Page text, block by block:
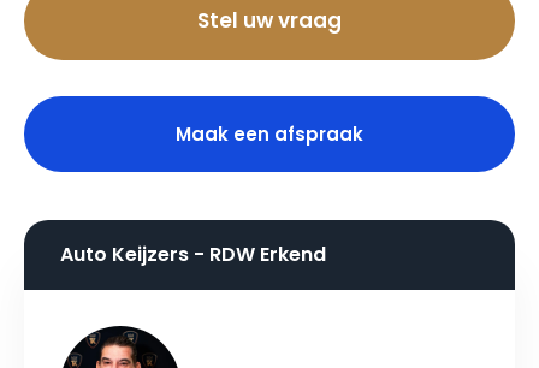
Stel uw vraag
Maak een afspraak
Auto Keijzers - RDW Erkend